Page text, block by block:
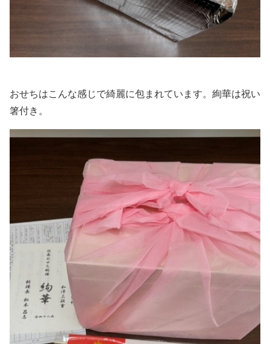
おせちはこんな感じで綺麗に包まれています。絢華は祝い
箸付き。